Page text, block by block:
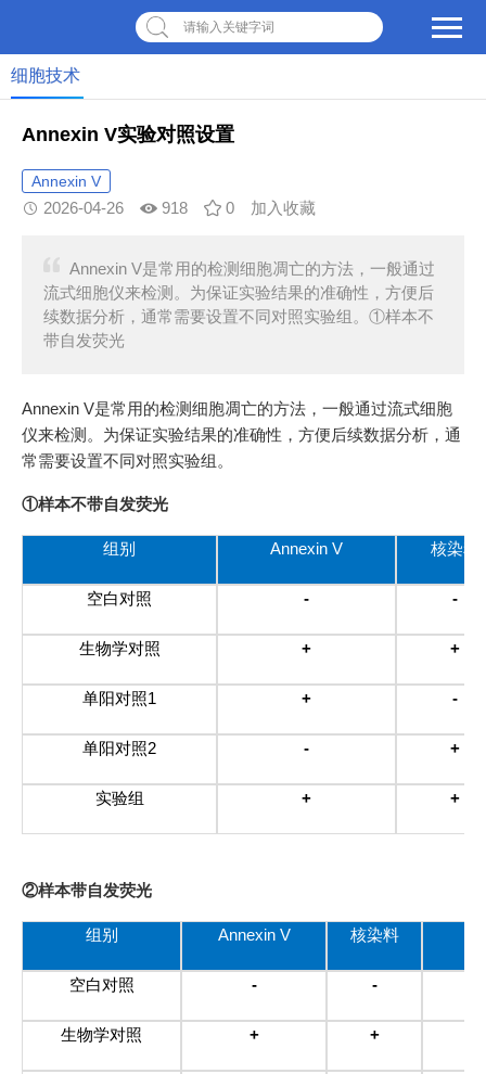
请输入关键字词
细胞技术
Annexin V实验对照设置
Annexin V
2026-04-26 918 0 加入收藏
Annexin V是常用的检测细胞凋亡的方法，一般通过
流式细胞仪来检测。为保证实验结果的准确性，方便后
续数据分析，通常需要设置不同对照实验组。①样本不
带自发荧光
Annexin V是常用的检测细胞凋亡的方法，一般通过流式细胞
仪来检测。为保证实验结果的准确性，方便后续数据分析，通
常需要设置不同对照实验组。
①样本不带自发荧光
组别 Annexin V 核染料
空白对照 - -
生物学对照 + +
单阳对照1 + -
单阳对照2 - +
实验组 + +
②样本带自发荧光
组别 Annexin V 核染料
空白对照 - -
生物学对照 + +